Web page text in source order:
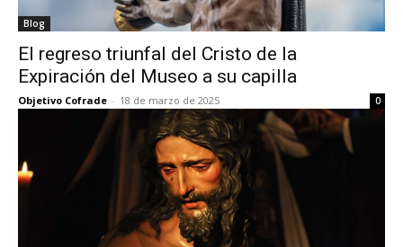
Blog
El regreso triunfal del Cristo de la
Expiración del Museo a su capilla
Objetivo Cofrade - 18 de marzo de 2025 0